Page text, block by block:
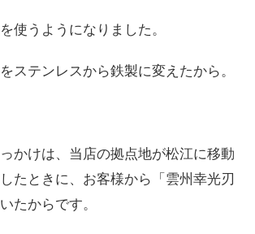
使うようになりました。
ステンレスから鉄製に変えたから。
かけは、当店の拠点地が松江に移動
たときに、お客様から「雲州幸光刃
たからです。